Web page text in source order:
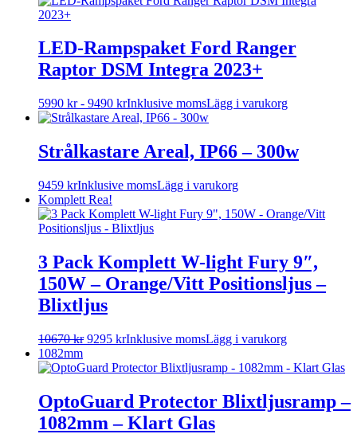
LED-Rampspaket Ford Ranger
Raptor DSM Integra 2023+
5990 kr- 9490 krInklusive momsLägg i varukorgDen
flera
alternativen
på
produktsidan
Strålkastare Areal, IP66 – 300w
9459 krInklusive momsLägg i varukorg
Komplett Rea!
3 Pack Komplett W-light Fury 9″,
150W – Orange/Vitt Positionsljus –
Blixtljus
10670kr 9295 krInklusive momsLägg i varukorg
1082mm
OptoGuard Protector Blixtljusramp –
1082mm – Klart Glas